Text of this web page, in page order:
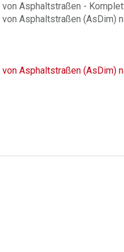
von Asphaltstraßen -
Asphaltstraßen (AsDim)
Asphaltstraßen (AsDim)